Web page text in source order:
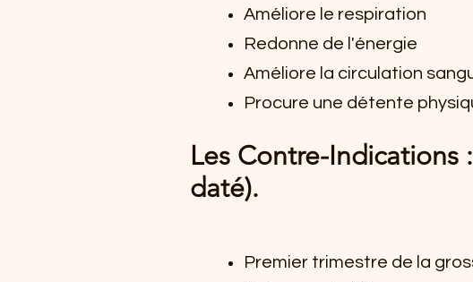
Améliore le respiration
Redonne de l'énergie
Améliore la circulation
Procure une détente
Les Contre-Indications
daté).
Premier trimestre de la